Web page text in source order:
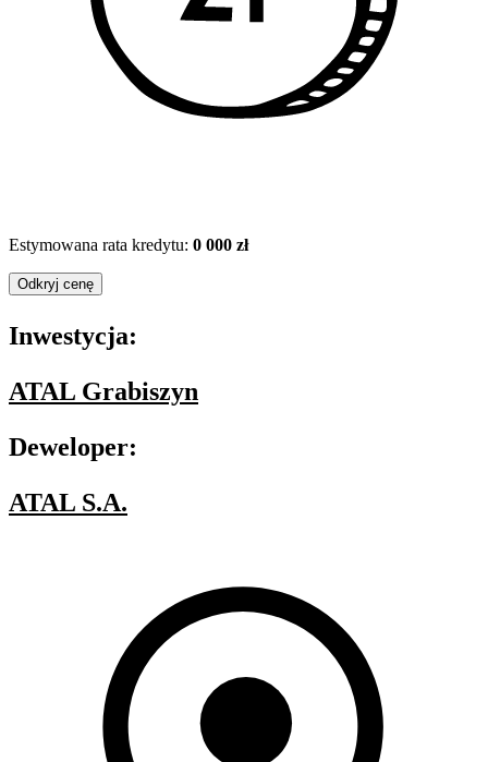
Estymowana rata kredytu: 0 000 zł
Odkryj cenę
Inwestycja:
ATAL Grabiszyn
Deweloper:
ATAL S.A.